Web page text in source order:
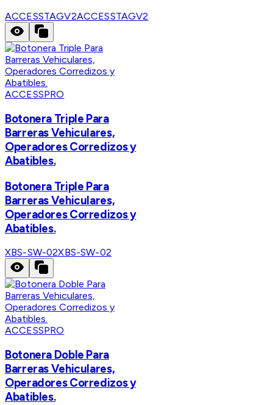
ACCESSTAGV2ACCESSTAGV2
ACCESSPRO
Botonera Triple Para
Barreras Vehiculares,
Operadores Corredizos y
Abatibles.
Botonera Triple Para
Barreras Vehiculares,
Operadores Corredizos y
Abatibles.
XBS-SW-02XBS-SW-02
ACCESSPRO
Botonera Doble Para
Barreras Vehiculares,
Operadores Corredizos y
Abatibles.